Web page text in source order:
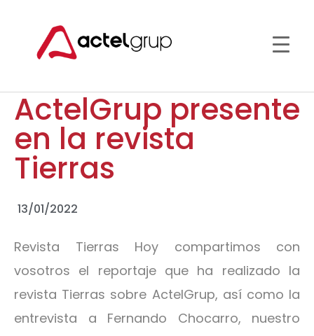
ActelGrup presente
en la revista
Tierras
13/01/2022
Revista Tierras Hoy compartimos con
vosotros el reportaje que ha realizado la
revista Tierras sobre ActelGrup, así como la
entrevista a Fernando Chocarro, nuestro